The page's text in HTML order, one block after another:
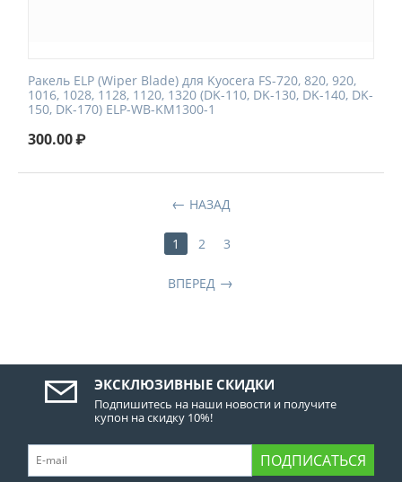
Ракель ELP (Wiper Blade) для Kyocera FS-720, 820, 920,
1016, 1028, 1128, 1120, 1320 (DK-110, DK-130, DK-140, DK-
150, DK-170) ELP-WB-KM1300-1
300.00₽
НАЗАД
1 2 3
ВПЕРЕД
ЭКСКЛЮЗИВНЫЕ СКИДКИ
Подпишитесь на наши новости и получите
купон на скидку 10%!
ПОДПИСАТЬСЯ